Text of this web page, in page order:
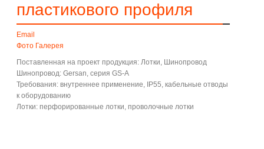
пластикового профиля
Email
Фото Галерея
Поставленная на проект продукция: Лотки, Шинопровод
Шинопровод: Gersan, серия GS-A
Требования: внутреннее применение, IP55, кабельные отводы
к оборудованию
Лотки: перфорированные лотки, проволочные лотки